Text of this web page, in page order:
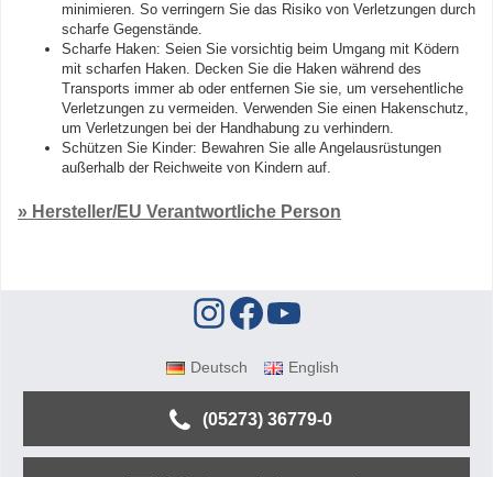
minimieren. So verringern Sie das Risiko von Verletzungen durch
scharfe Gegenstände.
Scharfe Haken: Seien Sie vorsichtig beim Umgang mit Ködern
mit scharfen Haken. Decken Sie die Haken während des
Transports immer ab oder entfernen Sie sie, um versehentliche
Verletzungen zu vermeiden. Verwenden Sie einen Hakenschutz,
um Verletzungen bei der Handhabung zu verhindern.
Schützen Sie Kinder: Bewahren Sie alle Angelausrüstungen
außerhalb der Reichweite von Kindern auf.
» Hersteller/EU Verantwortliche Person
Deutsch English
(05273) 36779-0